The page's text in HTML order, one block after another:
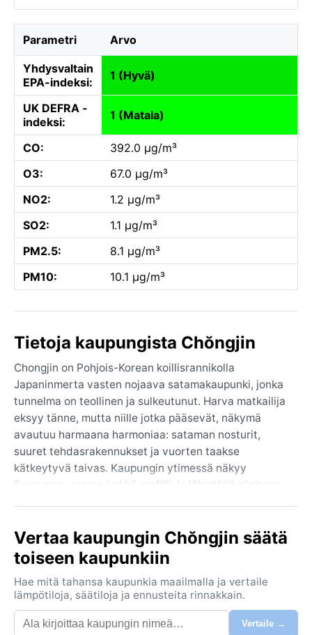
Parametri Arvo
Yhdysvaltain
EPA-indeksi:
1 (Hyvä)
UK DEFRA -
indeksi:
1 (Matala)
CO:
392.0 µg/m³
O3:
67.0 µg/m³
NO2:
1.2 µg/m³
SO2:
1.1 µg/m³
PM2.5:
8.1 µg/m³
PM10:
10.1 µg/m³
Tietoja kaupungista Chŏngjin
Chongjin on Pohjois-Korean koillisrannikolla
Japaninmerta vasten nojaava satamakaupunki, jonka
tunnelma on teollinen ja sulkeutunut. Harva matkailija
eksyy tänne, mutta niille jotka pääsevät, näkymä
avautuu harmaana harmoniaa: sataman nosturit,
suuret tehdasrakennukset ja vuorten taakse
kätkeytyvä taivas. Kaupungin ytimessä näkyy
Suuryong-vuoren jyrkkä profiili, ja lähistöllä sijaitsee
Chongjin on pohjoisen ja meren välissä – viileää
merituulta ja tiivistä kaupunkirakennetta.
Ilmasto kuuluu Köppen-luokkaan Dwa, eli kuiva- ja
kylmätalvinen mannerilmasto, jossa kesä on kuuma ja
kostea. Kesäkuukausina lämpötila kipuaa yli 30
asteen, ja kosteus on tukalaa sateiden lisääntyessä
Vertaa kaupungin Chŏngjin säätä
toiseen kaupunkiin
Hae mitä tahansa kaupunkia maailmalla ja vertaile
lämpötiloja, säätiloja ja ennusteita rinnakkain.
Vertaile →